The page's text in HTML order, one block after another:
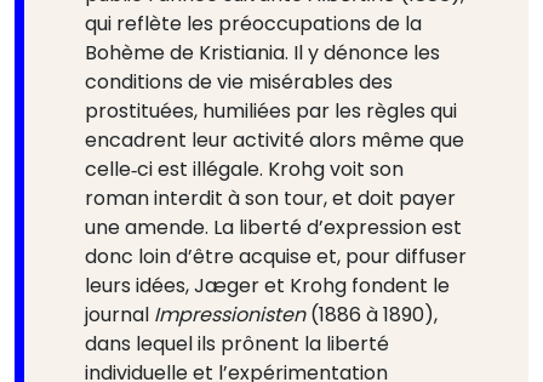
qui reflète les préoccupations de la
Bohème de Kristiania. Il y dénonce les
conditions de vie misérables des
prostituées, humiliées par les règles qui
encadrent leur activité alors même que
celle‑ci est illégale. Krohg voit son
roman interdit à son tour, et doit payer
une amende. La liberté d’expression est
donc loin d’être acquise et, pour diffuser
leurs idées, Jæger et Krohg fondent le
journal Impressionisten(1886 à 1890),
dans lequel ils prônent la liberté
individuelle et l’expérimentation